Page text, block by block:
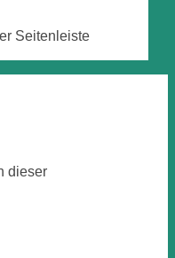
Seitenleiste
dieser